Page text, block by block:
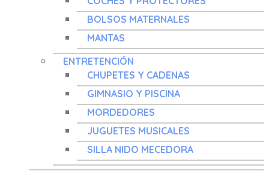
BOLSOS MATERNALES
MANTAS
ENTRETENCIÓN
CHUPETES Y CADENAS
GIMNASIO Y PISCINA
MORDEDORES
JUGUETES MUSICALES
SILLA NIDO MECEDORA